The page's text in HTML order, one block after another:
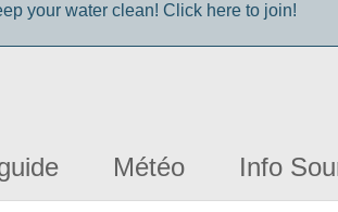
your water clean! Click here to join!
Météo Info